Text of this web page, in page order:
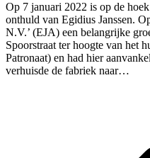
Op 7 januari 2022 is op de
onthuld van Egidius Janssen.
N.V.’ (EJA) een belangrijke
Spoorstraat ter hoogte van het
Patronaat) en had hier
verhuisde de fabriek naar…